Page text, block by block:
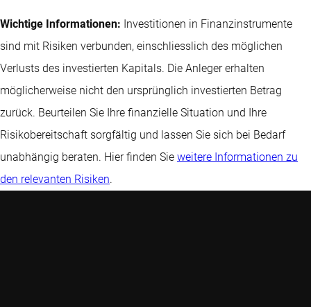
Wichtige Informationen: Investitionen in Finanzinstrumente
sind mit Risiken verbunden, einschliesslich des möglichen
Verlusts des investierten Kapitals. Die Anleger erhalten
möglicherweise nicht den ursprünglich investierten Betrag
zurück. Beurteilen Sie Ihre finanzielle Situation und Ihre
Risikobereitschaft sorgfältig und lassen Sie sich bei Bedarf
unabhängig beraten. Hier finden Sie weitere Informationen zu
den relevanten Risiken.